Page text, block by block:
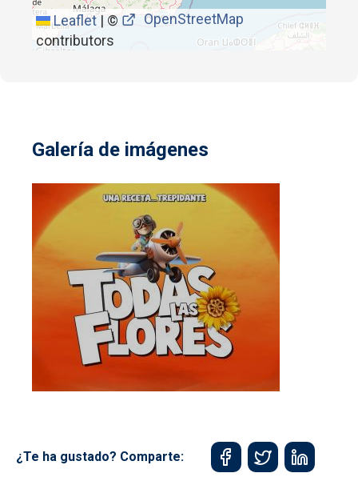
Leaflet | ©
OpenStreetMap
contributors
Galería de imágenes
¿Te ha gustado? Comparte: